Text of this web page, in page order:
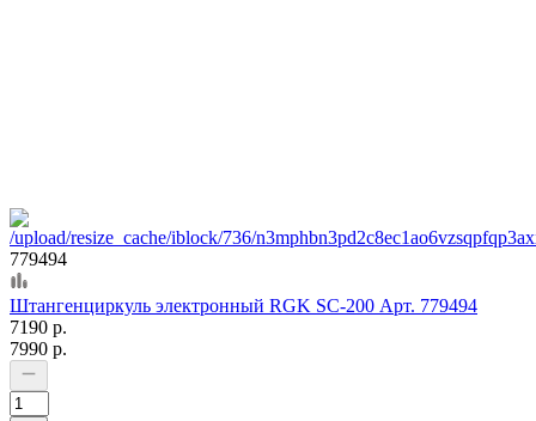
779494
Штангенциркуль электронный RGK SC-200 Арт. 779494
7190 р.
7990 р.